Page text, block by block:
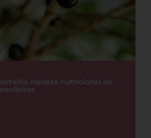
riqueza nutricional de